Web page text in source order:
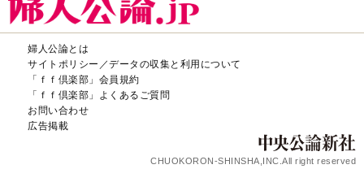
婦人公論とは
サイトポリシー／データの収集と利用について
「ｆｆ倶楽部」会員規約
「ｆｆ倶楽部」よくあるご質問
お問い合わせ
広告掲載
CHUOKORON-SHINSHA,INC.All right reserved